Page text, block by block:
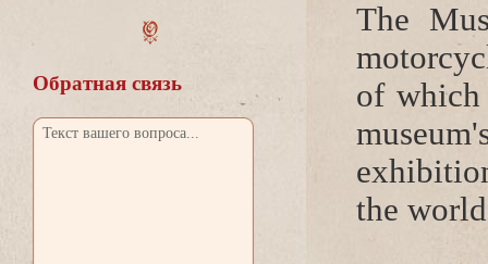
Обратная связь
The
of which
the